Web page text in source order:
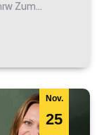
Zum…
Nov.
25